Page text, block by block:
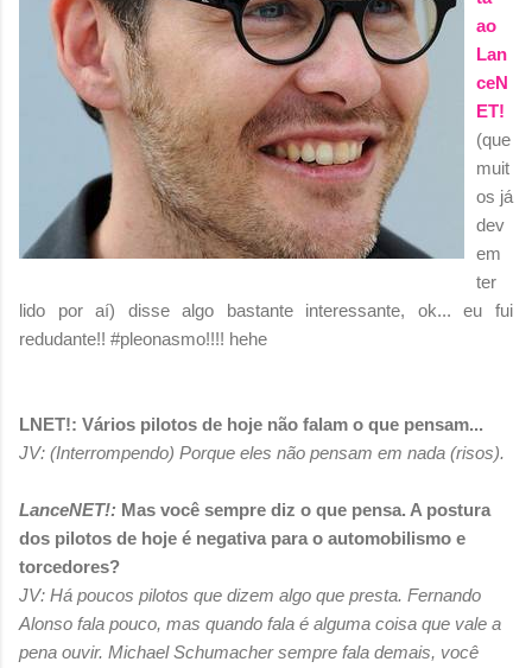
ao
Lan
ceN
ET!
(que
muit
os já
dev
em
ter
lido por aí) disse algo bastante interessante, ok... eu fui
redudante!! #pleonasmo!!!! hehe
LNET!: Vários pilotos de hoje não falam o que pensam...
JV: (Interrompendo) Porque eles não pensam em nada (risos).
LanceNET!: Mas você sempre diz o que pensa. A postura
dos pilotos de hoje é negativa para o automobilismo e
torcedores?
JV: Há poucos pilotos que dizem algo que presta. Fernando
Alonso fala pouco, mas quando fala é alguma coisa que vale a
pena ouvir. Michael Schumacher sempre fala demais, você